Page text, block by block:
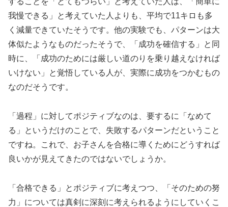
我慢できる」と考えていた人よりも、平均で11キロも多
く減量できていたそうです。他の実験でも、パターンは大
体似たようなものだったそうで、「成功を確信する」と同
時に、「成功のためには厳しい道のりを乗り越えなければ
いけない」と覚悟している人が、実際に成功をつかむもの
なのだそうです。
「過程」に対してポジティブなのは、要するに「なめて
る」というだけのことで、失敗するパターンだということ
ですね。これで、お子さんを合格に導くためにどうすれば
良いかが見えてきたのではないでしょうか。
「合格できる」とポジティブに考えつつ、「そのための努
力」については真剣に深刻に考えられるようにしていくこ